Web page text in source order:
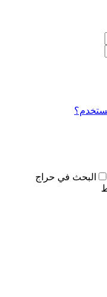
البحث في حراج